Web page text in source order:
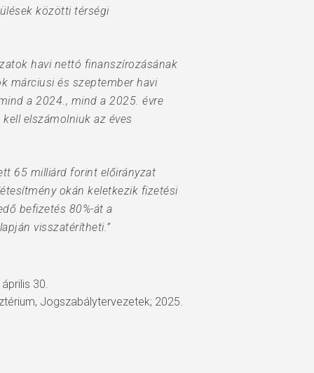
közötti térségi
havi nettó finanszírozásának
márciusi és szeptember havi
a 2024., mind a 2025. évre
elszámolniuk az éves
65 milliárd forint előirányzat
okán keletkezik fizetési
befizetés 80%-át a
visszatérítheti.”
30.
Jogszabálytervezetek; 2025.